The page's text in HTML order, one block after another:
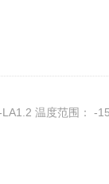
LA1.2 温度范围：